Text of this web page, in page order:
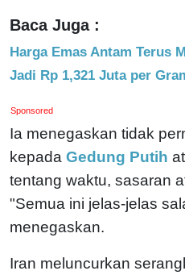
Baca Juga :
Harga Emas Antam Terus
Jadi Rp 1,321 Juta per
Sponsored
Ia menegaskan tidak
kepada Gedung Putih
tentang waktu, sasaran
"Semua ini jelas-jelas
menegaskan.
Iran meluncurkan